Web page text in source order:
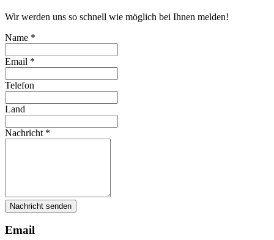
Wir werden uns so schnell wie möglich bei Ihnen melden!
Name *
Email *
Telefon
Land
Nachricht *
Nachricht senden
Email